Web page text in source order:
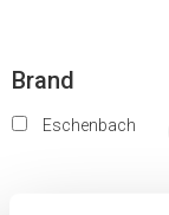
Brand
Eschenbach